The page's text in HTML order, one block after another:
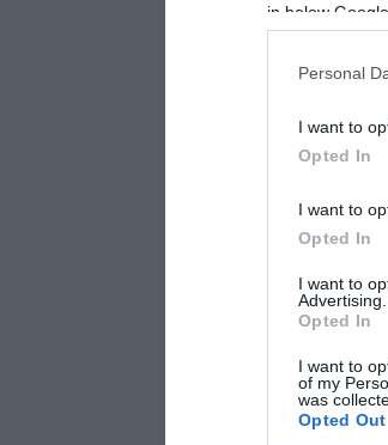
in below
Personal
I want to
Opted In
I want to
Opted In
I want to
Advertising.
Opted In
I want to
of my
was
Opted Out